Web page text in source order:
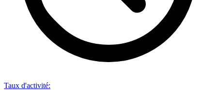
Taux d'activité: